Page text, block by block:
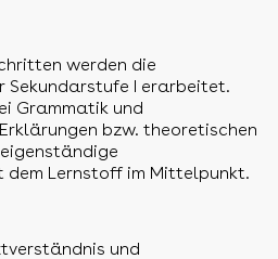
werden die
Sekundarstufe I erarbeitet.
Grammatik und
bzw. theoretischen
dem Lernstoff im Mittelpunkt.
und